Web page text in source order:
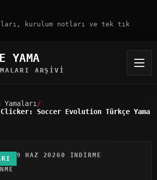
kurulum notları ve tek tık
YAMA
ARŞIVI
Yamaları
Soccer Evolution Türkçe Yama
9 HAZ 20260 INDIRME